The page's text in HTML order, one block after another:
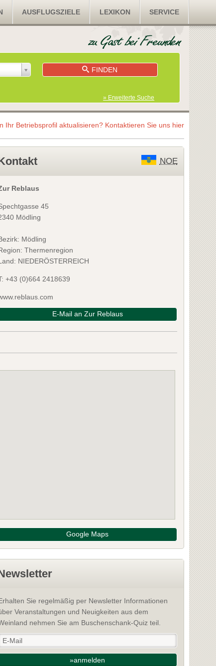
AUSFLUGSZIELE LEXIKON SERVICE
FINDEN
» Erweiterte Suche
Ihr Betriebsprofil aktualisieren? Kontaktieren Sie uns hier
NOE
Reblaus
45
Mödling
Mödling
Thermenregion
NIEDERÖSTERREICH
+43 (0)664 2418639
E-Mail an Zur Reblaus
Google Maps
Sie regelmäßig per Newsletter Informationen
Veranstaltungen und Neuigkeiten aus dem
nehmen Sie am Buschenschank-Quiz teil.
»anmelden